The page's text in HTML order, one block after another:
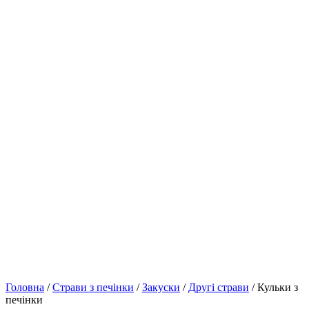
Головна /Страви з печінки /Закуски /Другі страви / Кульки з
печінки